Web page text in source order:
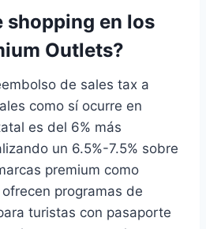
shopping en los
Outlets?
de sales tax a
como sí ocurre en
es del 6% más
un 6.5%-7.5% sobre
premium como
programas de
turistas con pasaporte